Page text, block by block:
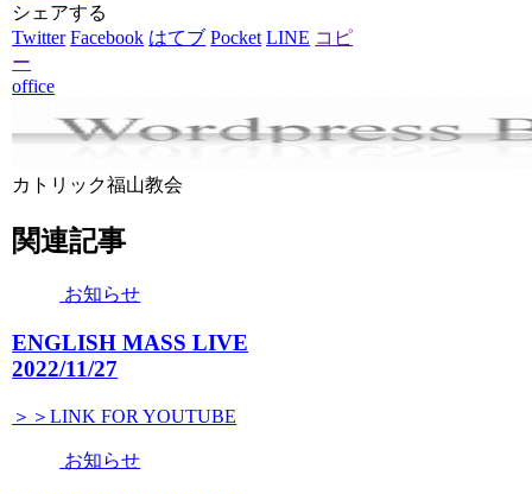
シェアする
Twitter Facebook はてブ Pocket LINE コピ
ー
office
カトリック福山教会
関連記事
お知らせ
ENGLISH MASS LIVE
2022/11/27
＞＞LINK FOR YOUTUBE
お知らせ